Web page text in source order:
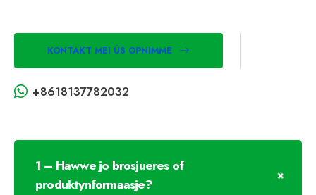
KONTAKT MEI ÚS OPNIMME
+8618137782032
1 – Hawwe jo brosjueres of
produktynformaasje?